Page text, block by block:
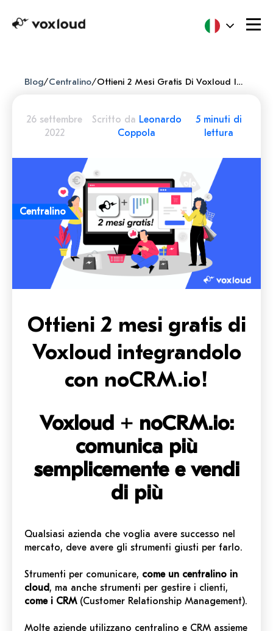
Blog/Centralino/ Ottieni 2 Mesi Gratis Di Voxloud Integrandolo Con NoCRM.io!
26 settembre
2022
Scritto da Leonardo
Coppola
5 minuti di
lettura
Centralino
Ottieni 2 mesi gratis di
Voxloud integrandolo
con noCRM.io!
Voxloud + noCRM.io:
comunica più
semplicemente e vendi
di più
Qualsiasi azienda che voglia avere successo nel
mercato, deve avere gli strumenti giusti per farlo.
Strumenti per comunicare, come un centralino in
cloud, ma anche strumenti per gestire i clienti,
come i CRM(Customer Relationship Management).
Molte aziende utilizzano centralino e CRM assieme